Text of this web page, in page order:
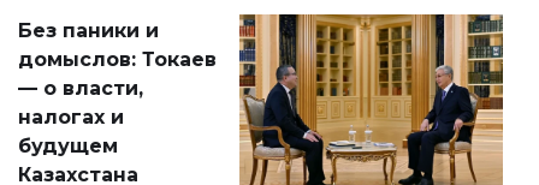
Без паники и
домыслов: Токаев
— о власти,
налогах и
будущем
Казахстана